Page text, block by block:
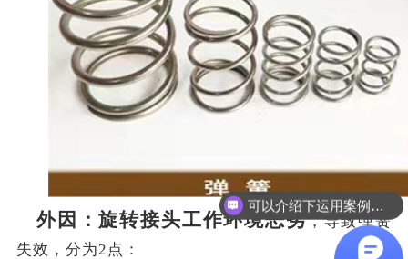
外因：旋转接头工作环境恶劣，导致弹簧
失效，分为2点：
可以介绍下运用案例么？